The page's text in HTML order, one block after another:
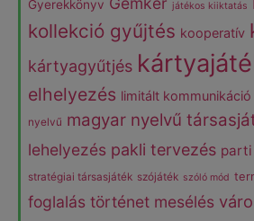
Gyerekkönyv játékos kiiktatás
kollekció gyűjtés kooperatív
kártyagyűtjés
elhelyezés limitált kommunikáció
nyelvű magyar nyelvű
lehelyezés pakli tervezés parti
stratégiai társasjáték szójáték szóló mód
foglalás történet mesélés